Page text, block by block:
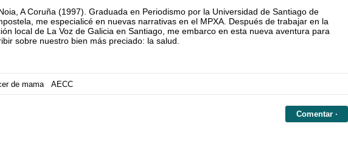
A Coruña (1997). Graduada en Periodismo por la Universidad de Santiago de
me especialicé en nuevas narrativas en el MPXA. Después de trabajar en la
local de La Voz de Galicia en Santiago, me embarco en esta nueva aventura para
sobre nuestro bien más preciado: la salud.
de mama AECC
Comentar ·